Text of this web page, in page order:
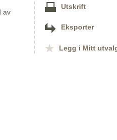
av
Utskrift
Eksporter
Legg i Mitt